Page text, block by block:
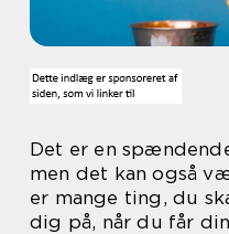
Det er en
men det kan også
er mange ting, du
dig på, når du får